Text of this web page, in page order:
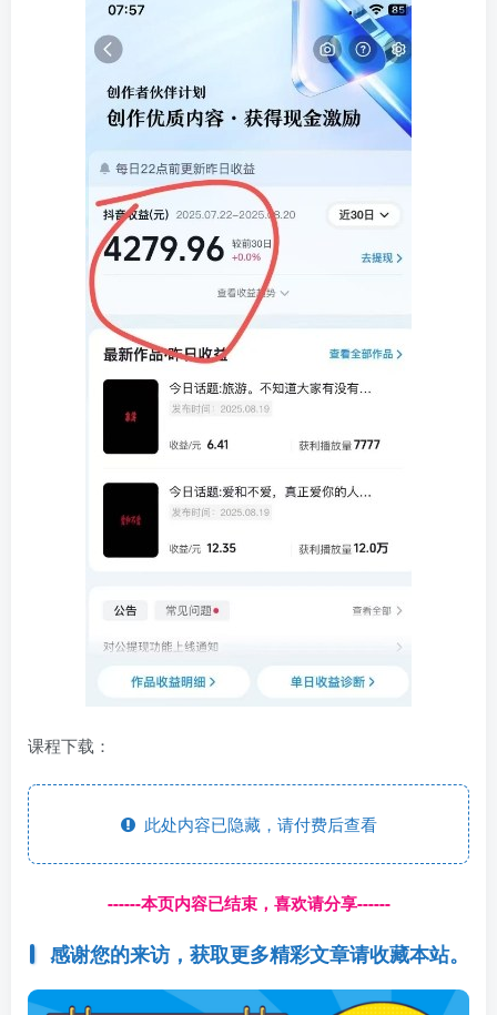
课程下载：
此处内容已隐藏，请付费后查看
------本页内容已结束，喜欢请分享------
感谢您的来访，获取更多精彩文章请收藏本站。